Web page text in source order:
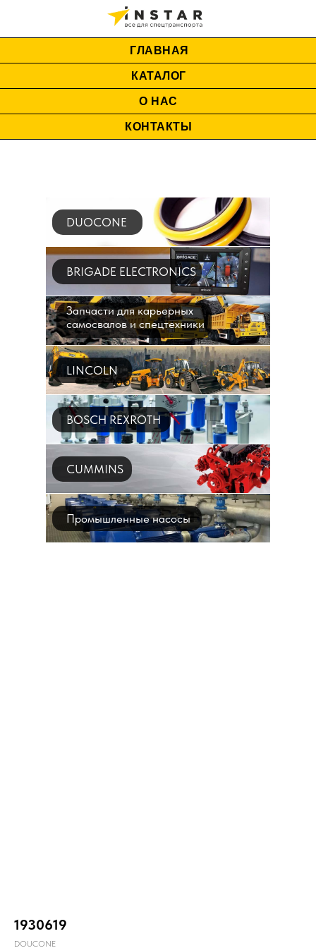
ГЛАВНАЯ
КАТАЛОГ
О НАС
КОНТАКТЫ
DUOCONE
BRIGADE ELECTRONICS
Запчасти для карьерных
самосвалов и спецтехники
LINCOLN
BOSCH REXROTH
CUMMINS
Промышленные насосы
1930619
DOUCONE